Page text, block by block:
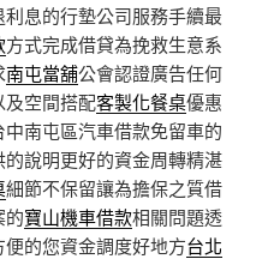
息的行墊公司服務手續最
方式完成借貸為挽救生意系
南屯當舖公會認證廣告任何
空間搭配客製化餐桌優惠
南屯區汽車借款免留車的
說明更好的資金周轉精湛
細節不保留讓為擔保之質借
的寶山機車借款相關問題透
的您資金調度好地方台北